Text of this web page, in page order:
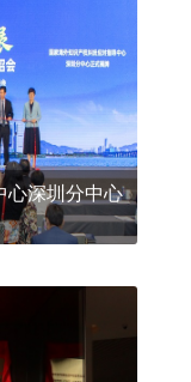
心深圳分中心